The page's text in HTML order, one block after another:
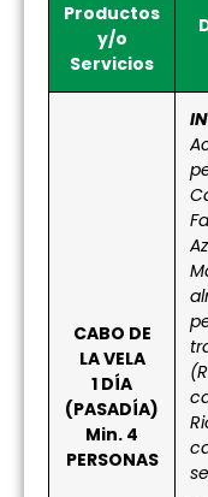
Productos
y/o
Servicios
CABO DE
LA VELA
1 DÍA
(PASADÍA)
Min. 4
PERSONAS